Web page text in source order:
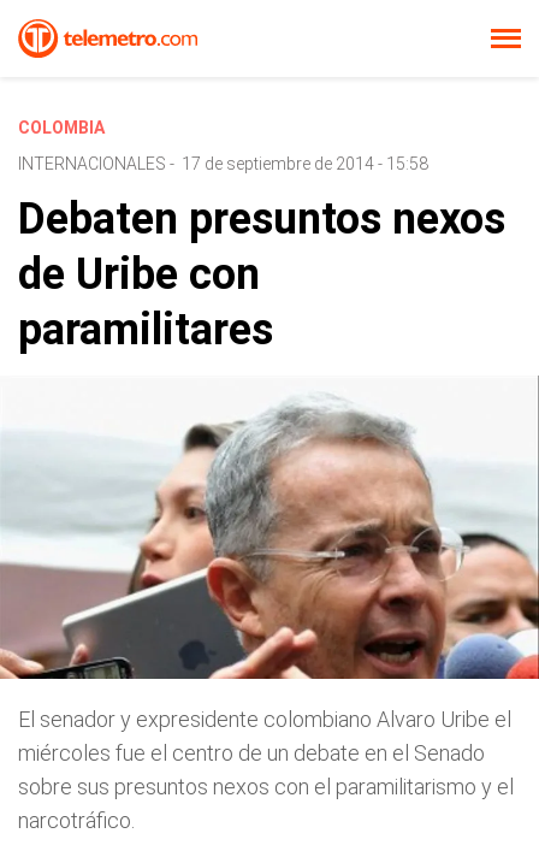
COLOMBIA
INTERNACIONALES - 17 de septiembre de 2014 - 15:58
Debaten presuntos nexos
de Uribe con
paramilitares
El senador y expresidente colombiano Alvaro Uribe el
miércoles fue el centro de un debate en el Senado
sobre sus presuntos nexos con el paramilitarismo y el
narcotráfico.